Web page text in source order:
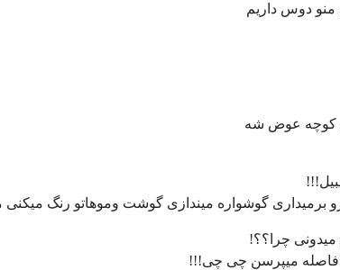
منو دوس داریم
کوچه عوض شه
برمیداری گوشواره میندازی گوشت وموهاتو رنگ
میدونی چرا؟؟!
میپرسن چی چی!!!